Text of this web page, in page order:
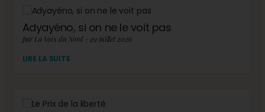
Adyayéno, si on ne le voit pas
par La Voix du Nord - 29 juillet 2026
LIRE LA SUITE